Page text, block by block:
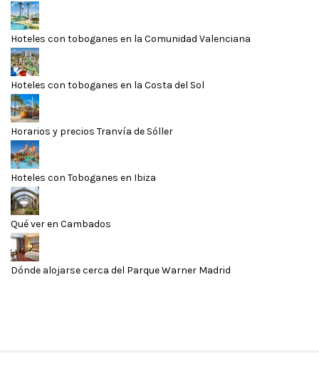
Hoteles con toboganes en la Comunidad Valenciana
Hoteles con toboganes en la Costa del Sol
Horarios y precios Tranvía de Sóller
Hoteles con Toboganes en Ibiza
Qué ver en Cambados
Dónde alojarse cerca del Parque Warner Madrid